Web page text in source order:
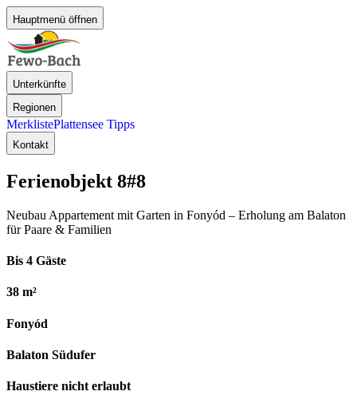
Hauptmenü öffnen
Unterkünfte
Regionen
MerklistePlattensee Tipps
Kontakt
Ferienobjekt 8#8
Neubau Appartement mit Garten in Fonyód – Erholung am Balaton
für Paare & Familien
Bis 4 Gäste
38 m²
Fonyód
Balaton Südufer
Haustiere nicht erlaubt